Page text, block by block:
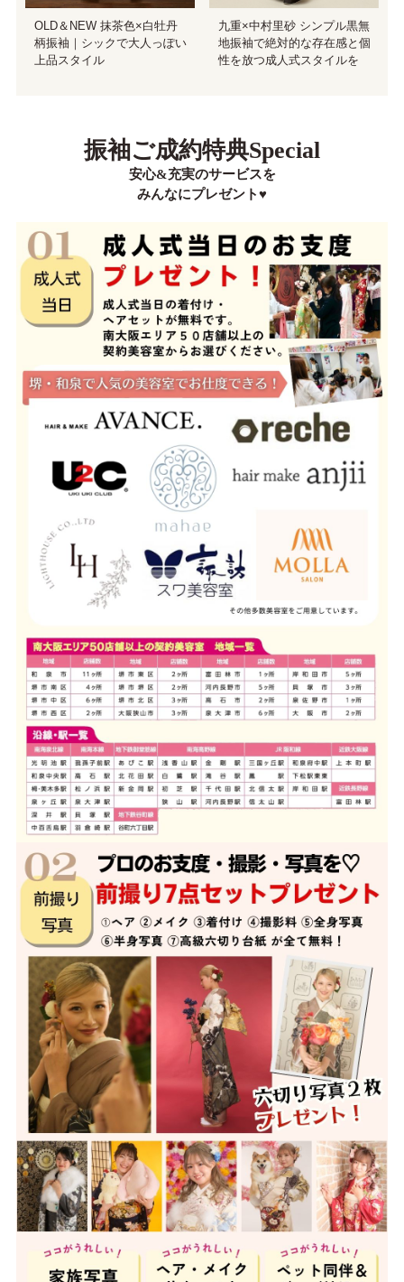
OLD＆NEW 抹茶色×白牡丹
柄振袖｜シックで大人っぽい
上品スタイル
九重×中村里砂 シンプル黒無
地振袖で絶対的な存在感と個
性を放つ成人式スタイルを
振袖ご成約特典Special
安心&充実のサービスを
みんなにプレゼント♥